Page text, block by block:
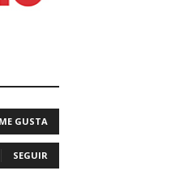
ME GUSTA
SEGUIR